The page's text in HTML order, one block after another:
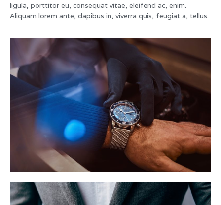
ligula, porttitor eu, consequat vitae, eleifend ac, enim.
Aliquam lorem ante, dapibus in, viverra quis, feugiat a, tellus.